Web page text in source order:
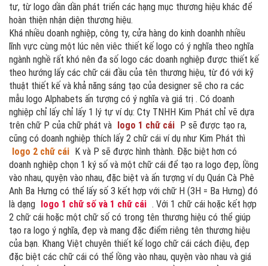
tư, từ logo dần dần phát triển các hạng mục thương hiệu khác để
hoàn thiện nhận diện thương hiệu.
Khá nhiều doanh nghiệp, công ty, cửa hàng do kinh doanhh nhiều
lĩnh vực cùng một lúc nên viêc thiết kế logo có ý nghĩa theo nghĩa
ngành nghề rất khó nên đa số logo các doanh nghiệp được thiết kế
theo hướng lấy các chữ cái đầu của tên thương hiệu, từ đó với kỹ
thuật thiết kế và khả năng sáng tạo của designer sẽ cho ra các
mẫu logo Alphabets ấn tượng có ý nghĩa và giá trị . Có doanh
nghiệp chỉ lấy chỉ lấy 1 lý tự ví dụ: Cty TNHH Kim Phát chỉ vẽ dựa
trên chữ P của chữ phát và logo 1 chữ cái P sẽ được tạo ra,
cũng có doanh nghiệp thích lấy 2 chữ cái ví dụ như Kim Phát thì
logo 2 chữ cái K và P sẽ được hình thành. Đặc biệt hơn có
doanh nghiệp chọn 1 ký số và một chữ cái để tạo ra logo đẹp, lồng
vào nhau, quyện vào nhau, đặc biệt và ấn tượng ví dụ Quán Cà Phê
Anh Ba Hưng có thể lấy số 3 kết hợp với chữ H (3H = Ba Hưng) đó
là dạng logo 1 chữ số và 1 chữ cái . Với 1 chữ cái hoặc kết hợp
2 chữ cái hoặc một chữ số có trong tên thương hiệu có thể giúp
tạo ra logo ý nghĩa, đẹp và mang đặc điểm riêng tên thương hiệu
của bạn. Khang Việt chuyên thiết kế logo chữ cái cách điệu, đẹp
đặc biệt các chữ cái có thể lồng vào nhau, quyện vào nhau và giá